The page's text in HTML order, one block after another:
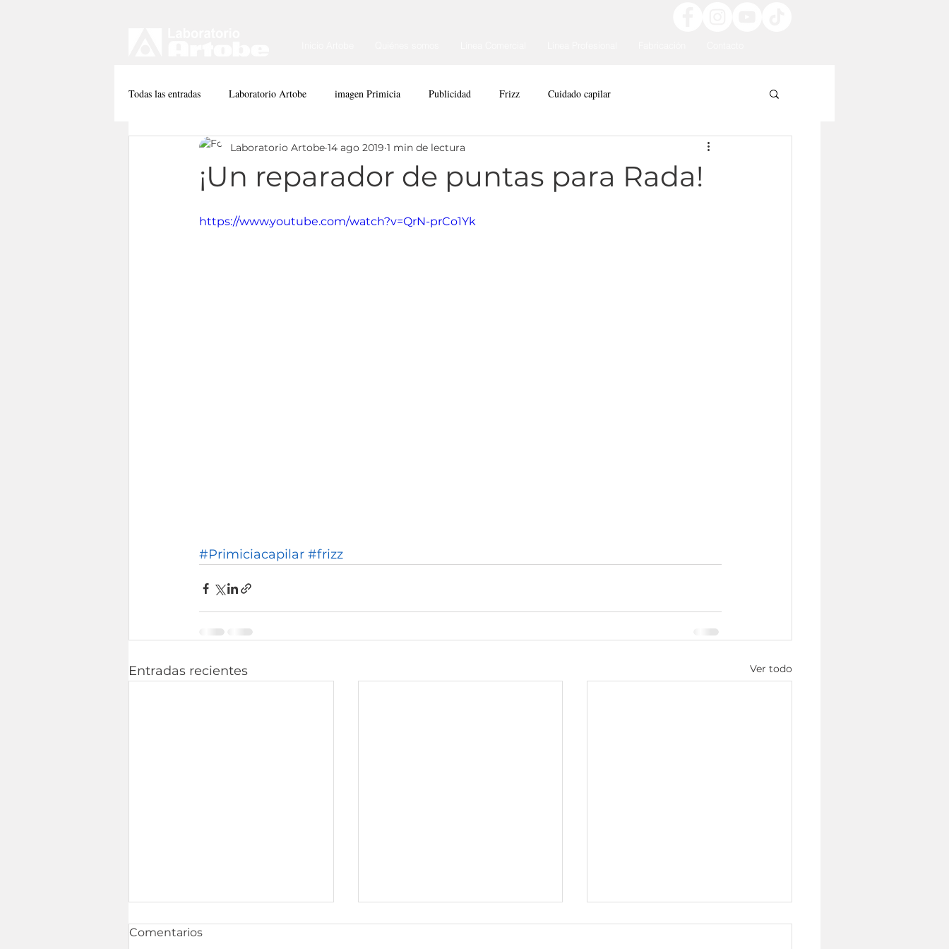
Todas las entradas Laboratorio Artobe imagen Primicia Publicidad Frizz Cuidado capilar
¡Un reparador de puntas para Rada!
Laboratorio Artobe 14 ago 2019 1 min de lectura
https://www.youtube.com/watch?v=QrN-prCo1Yk
#Primiciacapilar #frizz
Entradas recientes Ver todo
Comentarios